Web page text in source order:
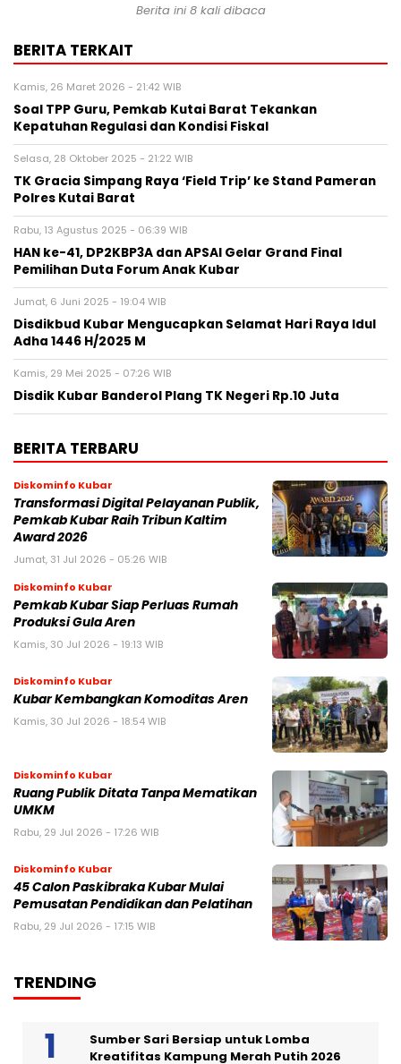
Berita ini 8 kali dibaca
BERITA TERKAIT
Kamis, 26 Maret 2026 - 21:42 WIB
Soal TPP Guru, Pemkab Kutai Barat Tekankan
Kepatuhan Regulasi dan Kondisi Fiskal
Selasa, 28 Oktober 2025 - 21:22 WIB
TK Gracia Simpang Raya ‘Field Trip’ ke Stand Pameran
Polres Kutai Barat
Rabu, 13 Agustus 2025 - 06:39 WIB
HAN ke-41, DP2KBP3A dan APSAI Gelar Grand Final
Pemilihan Duta Forum Anak Kubar
Jumat, 6 Juni 2025 - 19:04 WIB
Disdikbud Kubar Mengucapkan Selamat Hari Raya Idul
Adha 1446 H/2025 M
Kamis, 29 Mei 2025 - 07:26 WIB
Disdik Kubar Banderol Plang TK Negeri Rp.10 Juta
BERITA TERBARU
Diskominfo Kubar
Transformasi Digital Pelayanan Publik,
Pemkab Kubar Raih Tribun Kaltim
Award 2026
Jumat, 31 Jul 2026 - 05:26 WIB
Diskominfo Kubar
Pemkab Kubar Siap Perluas Rumah
Produksi Gula Aren
Kamis, 30 Jul 2026 - 19:13 WIB
Diskominfo Kubar
Kubar Kembangkan Komoditas Aren
Kamis, 30 Jul 2026 - 18:54 WIB
Diskominfo Kubar
Ruang Publik Ditata Tanpa Mematikan
UMKM
Rabu, 29 Jul 2026 - 17:26 WIB
Diskominfo Kubar
45 Calon Paskibraka Kubar Mulai
Pemusatan Pendidikan dan Pelatihan
Rabu, 29 Jul 2026 - 17:15 WIB
TRENDING
Sumber Sari Bersiap untuk Lomba
Kreatifitas Kampung Merah Putih 2026